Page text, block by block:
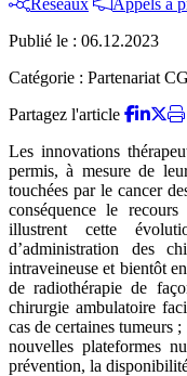
Publié le : 06.12.2023
Catégorie : Partenariat
Partagez l'article
Les innovations
permis, à mesure de
touchées par le cancer
conséquence le
illustrent cette
d’administration des
intraveineuse et bientôt
de radiothérapie de
chirurgie ambulatoire
cas de certaines tumeurs
nouvelles plateformes
prévention, la